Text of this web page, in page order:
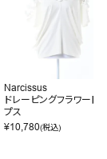
Narcissus
ドレーピングフラワートッ
プス
¥10,780(税込)